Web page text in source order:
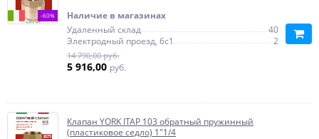
-60%
Наличие в магазинах
Удаленный склад
40
Электродный проезд, 6с1
2
14 790,00 руб.
5 916,00 руб.
Клапан YORK ITAP 103 обратный пружинный
(пластиковое седло) 1"1/4